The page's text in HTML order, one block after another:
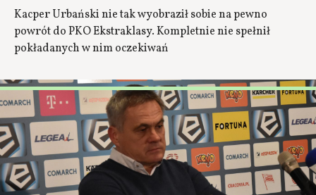
Kacper Urbański nie tak wyobraził sobie na pewno
powrót do PKO Ekstraklasy. Kompletnie nie spełnił
pokładanych w nim oczekiwań